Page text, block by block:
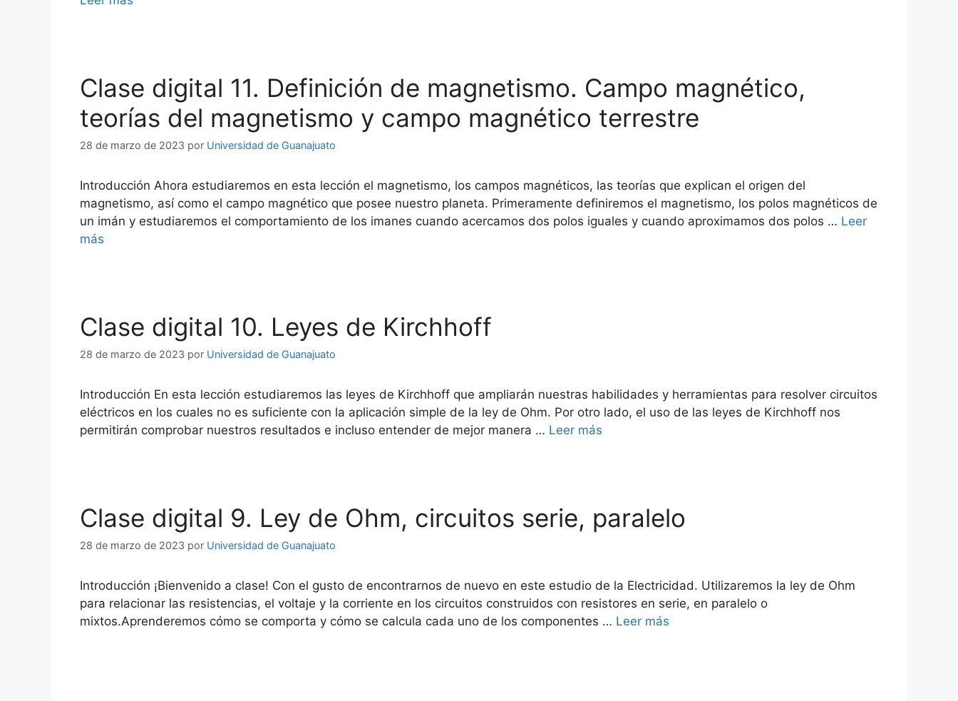
Clase digital 11. Definición de magnetismo. Campo magnético,
teorías del magnetismo y campo magnético terrestre
28 de marzo de 2023 por Universidad de Guanajuato
Introducción Ahora estudiaremos en esta lección el magnetismo, los campos magnéticos, las teorías que explican el origen del
magnetismo, así como el campo magnético que posee nuestro planeta. Primeramente definiremos el magnetismo, los polos magnéticos de
un imán y estudiaremos el comportamiento de los imanes cuando acercamos dos polos iguales y cuando aproximamos dos polos … Leer
más
Clase digital 10. Leyes de Kirchhoff
28 de marzo de 2023 por Universidad de Guanajuato
Introducción En esta lección estudiaremos las leyes de Kirchhoff que ampliarán nuestras habilidades y herramientas para resolver circuitos
eléctricos en los cuales no es suficiente con la aplicación simple de la ley de Ohm. Por otro lado, el uso de las leyes de Kirchhoff nos
permitirán comprobar nuestros resultados e incluso entender de mejor manera … Leer más
Clase digital 9. Ley de Ohm, circuitos serie, paralelo
28 de marzo de 2023 por Universidad de Guanajuato
Introducción ¡Bienvenido a clase! Con el gusto de encontrarnos de nuevo en este estudio de la Electricidad. Utilizaremos la ley de Ohm
para relacionar las resistencias, el voltaje y la corriente en los circuitos construidos con resistores en serie, en paralelo o
mixtos.Aprenderemos cómo se comporta y cómo se calcula cada uno de los componentes … Leer más